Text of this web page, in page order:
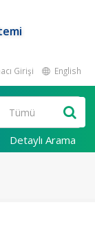
Girişi English
Detaylı Arama